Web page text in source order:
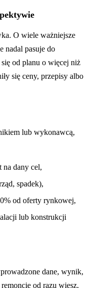
O wiele ważniejsze
nadal pasuje do
od planu o więcej niż
się ceny, przepisy albo
lub wykonawcą,
na dany cel,
spadek),
od oferty rynkowej,
lub konstrukcji
dane, wynik,
od razu wiesz,